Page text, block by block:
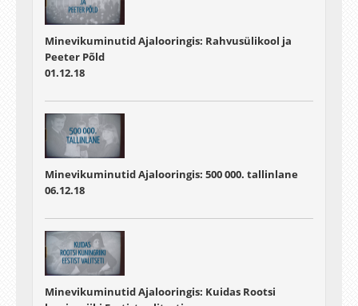
Minevikuminutid Ajalooringis: Rahvusülikool ja
Peeter Põld
01.12.18
Minevikuminutid Ajalooringis: 500 000. tallinlane
06.12.18
Minevikuminutid Ajalooringis: Kuidas Rootsi